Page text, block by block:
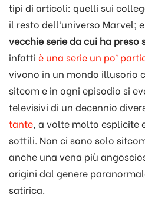
tipi di articoli: quelli sui
il resto dell’universo Marvel;
vecchie serie da cui ha preso
infatti è una serie un po’
vivono in un mondo illusorio
sitcom e in ogni episodio si
televisivi di un decennio
tante, a volte molto esplicite
sottili. Non ci sono solo
anche una vena più
origini dal genere
satirica.